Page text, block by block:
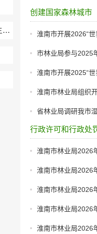
习近平新时代中国特色社会主义思想
创建国家森林城市
淮南市开展2026“
市林业局参与2025
淮南市开展2025“
淮南市林业局组织
省林业局调研我市
行政许可和行政处
淮南市林业局2026
淮南市林业局2026
淮南市林业局2026
淮南市林业局2026
淮南市林业局2026